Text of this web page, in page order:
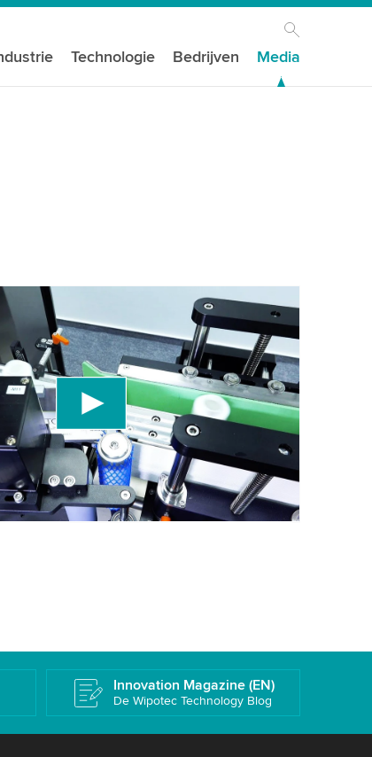
Technologie Bedrijven Media
toestemming nodig om de YouTube-
laden!
service van derden om videocontent in
over uw activiteit kan verzamelen.
te bekijken en de service te accepteren
bekijken.
Meer informatie
Innovation Magazine (EN)
De Wipotec Technology Blog